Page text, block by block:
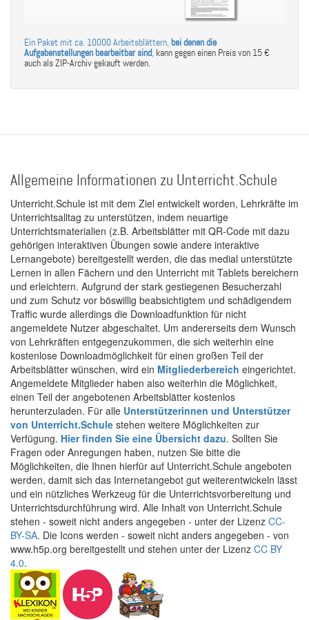
Ein Paket mit ca. 10000 Arbeitsblättern, bei denen die
Aufgabenstellungen bearbeitbar sind, kann gegen einen Preis von 15 €
auch als ZIP-Archiv gekauft werden.
Allgemeine Informationen zu Unterricht.Schule
Unterricht.Schule ist mit dem Ziel entwickelt worden, Lehrkräfte im
Unterrichtsalltag zu unterstützen, indem neuartige
Unterrichtsmaterialien (z.B. Arbeitsblätter mit QR-Code mit dazu
gehörigen interaktiven Übungen sowie andere interaktive
Lernangebote) bereitgestellt werden, die das medial unterstützte
Lernen in allen Fächern und den Unterricht mit Tablets bereichern
und erleichtern. Aufgrund der stark gestiegenen Besucherzahl
und zum Schutz vor böswillig beabsichtigtem und schädigendem
Traffic wurde allerdings die Downloadfunktion für nicht
angemeldete Nutzer abgeschaltet. Um andererseits dem Wunsch
von Lehrkräften entgegenzukommen, die sich weiterhin eine
kostenlose Downloadmöglichkeit für einen großen Teil der
Arbeitsblätter wünschen, wird ein Mitgliederbereich eingerichtet.
Angemeldete Mitglieder haben also weiterhin die Möglichkeit,
einen Teil der angebotenen Arbeitsblätter kostenlos
herunterzuladen. Für alle Unterstützerinnen und Unterstützer
von Unterricht.Schule stehen weitere Möglichkeiten zur
Verfügung. Hier finden Sie eine Übersicht dazu. Sollten Sie
Fragen oder Anregungen haben, nutzen Sie bitte die
Möglichkeiten, die Ihnen hierfür auf Unterricht.Schule angeboten
werden, damit sich das Internetangebot gut weiterentwickeln lässt
und ein nützliches Werkzeug für die Unterrichtsvorbereitung und
Unterrichtsdurchführung wird. Alle Inhalt von Unterricht.Schule
stehen - soweit nicht anders angegeben - unter der Lizenz CC-
BY-SA. Die Icons werden - soweit nicht anders angegeben - von
www.h5p.org bereitgestellt und stehen unter der Lizenz CC BY
4.0.